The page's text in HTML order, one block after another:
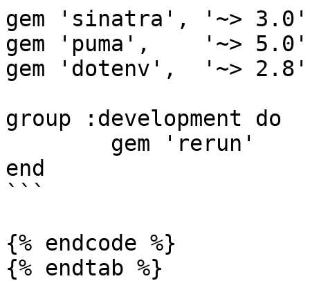
gem 'sinatra', '~> 3.0'
gem 'puma',    '~> 5.0'
gem 'dotenv',  '~>
group :development do
end
```
{% endcode %}
{% endtab %}